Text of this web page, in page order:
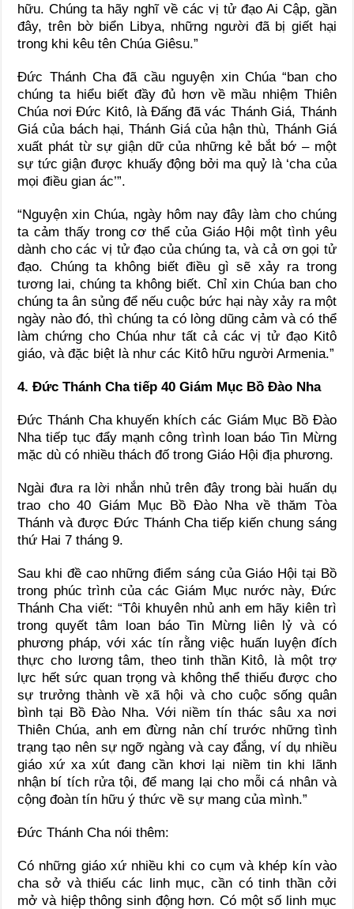
hữu. Chúng ta hãy nghĩ về các vị tử đạo Ai Cập, gần
đây, trên bờ biển Libya, những người đã bị giết hại
trong khi kêu tên Chúa Giêsu.”
Đức Thánh Cha đã cầu nguyện xin Chúa “ban cho
chúng ta hiểu biết đầy đủ hơn về mầu nhiệm Thiên
Chúa nơi Đức Kitô, là Đấng đã vác Thánh Giá, Thánh
Giá của bách hại, Thánh Giá của hận thù, Thánh Giá
xuất phát từ sự giận dữ của những kẻ bắt bớ – một
sự tức giận được khuấy động bởi ma quỷ là ‘cha của
mọi điều gian ác’”.
“Nguyện xin Chúa, ngày hôm nay đây làm cho chúng
ta cảm thấy trong cơ thể của Giáo Hội một tình yêu
dành cho các vị tử đạo của chúng ta, và cả ơn gọi tử
đạo. Chúng ta không biết điều gì sẽ xảy ra trong
tương lai, chúng ta không biết. Chỉ xin Chúa ban cho
chúng ta ân sủng để nếu cuộc bức hại này xảy ra một
ngày nào đó, thì chúng ta có lòng dũng cảm và có thể
làm chứng cho Chúa như tất cả các vị tử đạo Kitô
giáo, và đặc biệt là như các Kitô hữu người Armenia.”
4. Đức Thánh Cha tiếp 40 Giám Mục Bồ Đào Nha
Đức Thánh Cha khuyến khích các Giám Mục Bồ Đào
Nha tiếp tục đẩy mạnh công trình loan báo Tin Mừng
mặc dù có nhiều thách đố trong Giáo Hội địa phương.
Ngài đưa ra lời nhắn nhủ trên đây trong bài huấn dụ
trao cho 40 Giám Mục Bồ Đào Nha về thăm Tòa
Thánh và được Đức Thánh Cha tiếp kiến chung sáng
thứ Hai 7 tháng 9.
Sau khi đề cao những điểm sáng của Giáo Hội tại Bồ
trong phúc trình của các Giám Mục nước này, Đức
Thánh Cha viết: “Tôi khuyên nhủ anh em hãy kiên trì
trong quyết tâm loan báo Tin Mừng liên lỷ và có
phương pháp, với xác tín rằng việc huấn luyện đích
thực cho lương tâm, theo tinh thần Kitô, là một trợ
lực hết sức quan trọng và không thể thiếu được cho
sự trưởng thành về xã hội và cho cuộc sống quân
bình tại Bồ Đào Nha. Với niềm tín thác sâu xa nơi
Thiên Chúa, anh em đừng nản chí trước những tình
trạng tạo nên sự ngỡ ngàng và cay đắng, ví dụ nhiều
giáo xứ xa xút đang cần khơi lại niềm tin khi lãnh
nhận bí tích rửa tội, để mang lại cho mỗi cá nhân và
cộng đoàn tín hữu ý thức về sự mang của mình.”
Đức Thánh Cha nói thêm:
Có những giáo xứ nhiều khi co cụm và khép kín vào
cha sở và thiếu các linh mục, cần có tinh thần cởi
mở và hiệp thông sinh động hơn. Có một số linh mục